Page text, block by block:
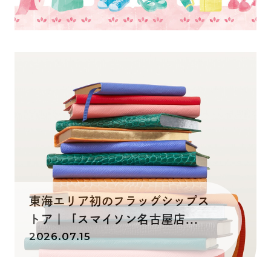
東海エリア初のフラッグシップス
トア｜「スマイソン名古屋店...
2026.07.15